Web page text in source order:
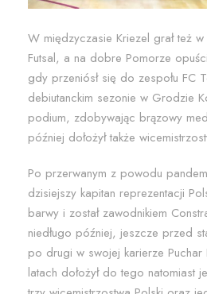
W międzyczasie Kriezel grał też
Futsal, a na dobre Pomorze
gdy przeniósł się do zespołu FC
debiutanckim sezonie w Grodzie
podium, zdobywając brązowy
później dołożył także
Po przerwanym z powodu
dzisiejszy kapitan reprezentacji
barwy i został zawodnikiem
niedługo później, jeszcze przed
po drugi w swojej karierze Puchar
latach dołożył do tego natomiast